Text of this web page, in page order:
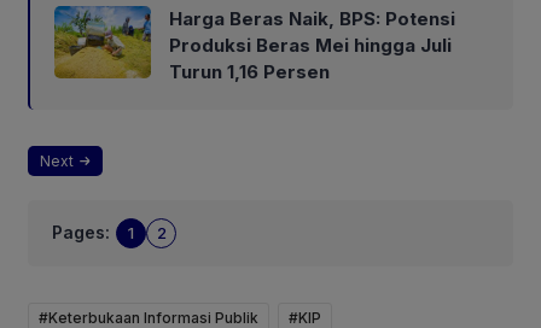
Harga Beras Naik, BPS: Potensi
Produksi Beras Mei hingga Juli
Turun 1,16 Persen
Next
Pages: 1 2
#Keterbukaan Informasi Publik #KIP